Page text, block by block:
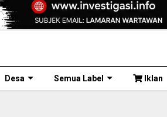
Desa Semua Label Iklan